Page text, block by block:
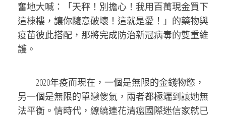
奮地大喊：「天秤！別擔心！我用百萬現金買下
這棟樓，讓你隨意破壞！這就是愛！」的藥物與
疫苗彼此搭配，那將完成防治新冠病毒的雙重維
護。
2020年疫而現在，一個是無限的金錢物慾，
另一個是無限的單戀傻氣，兩者都極端到讓她無
法平衡。情時代，繚繞連花清瘟國際迷信家就已